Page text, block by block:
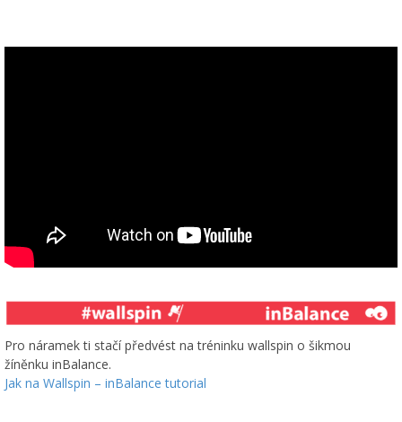
Pro náramek ti stačí předvést na tréninku wallspin o šikmou
žíněnku inBalance.
Jak na Wallspin – inBalance tutorial